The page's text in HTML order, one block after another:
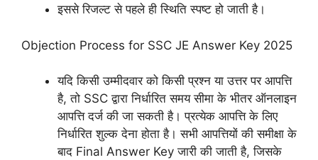
इससे रिजल्ट से पहले ही स्थिति स्पष्ट हो जाती है।
Objection Process for SSC JE Answer Key 2025
यदि किसी उम्मीदवार को किसी प्रश्न या उत्तर पर आपत्ति
है, तो SSC द्वारा निर्धारित समय सीमा के भीतर ऑनलाइन
आपत्ति दर्ज की जा सकती है। प्रत्येक आपत्ति के लिए
निर्धारित शुल्क देना होता है। सभी आपत्तियों की समीक्षा के
बाद Final Answer Key जारी की जाती है, जिसके